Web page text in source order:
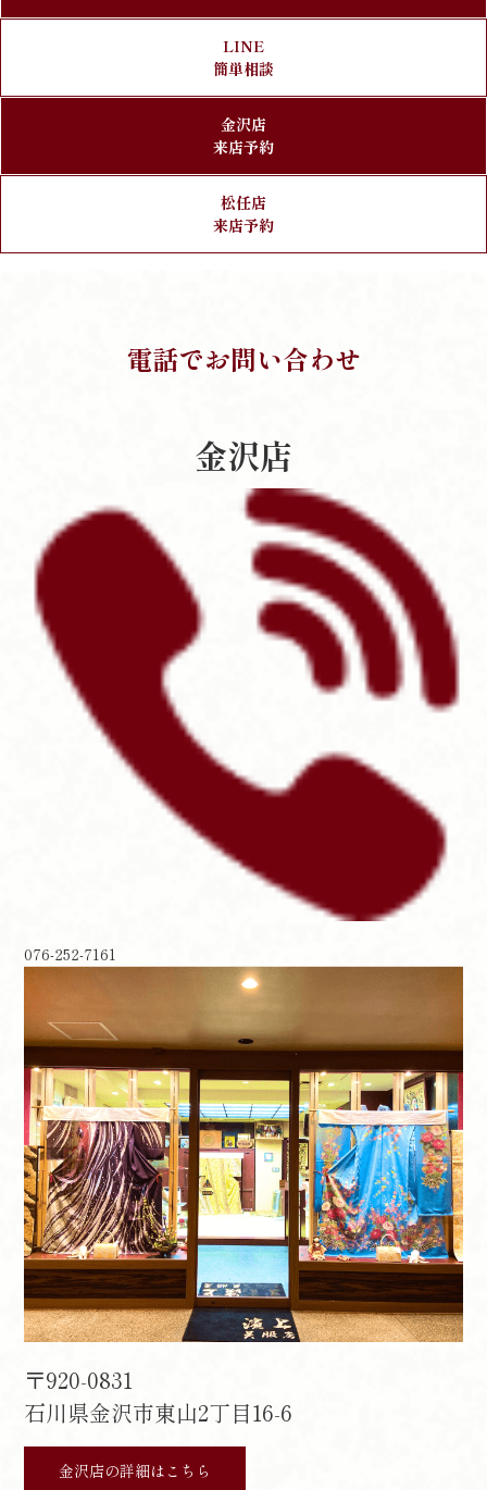
LINE
簡単相談
金沢店
来店予約
松任店
来店予約
電話でお問い合わせ
金沢店
076-252-7161
〒920-0831
石川県金沢市東山2丁目16-6
金沢店の詳細はこちら